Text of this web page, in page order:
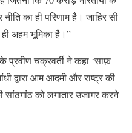
का ही परिणाम है। जाहिर सी
ही अहम भूमिका है।”
प्रवीण चक्रवर्ती ने कहा ‘साफ़
द्वारा आम आदमी और राष्ट्र की
को लगातार उजागर करने